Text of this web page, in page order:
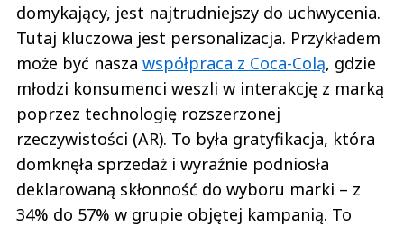
domykający, jest najtrudniejszy do uchwycenia.
Tutaj kluczowa jest personalizacja. Przykładem
może być nasza współpraca z Coca-Colą, gdzie
młodzi konsumenci weszli w interakcję z marką
poprzez technologię rozszerzonej
rzeczywistości (AR). To była gratyfikacja, która
domknęła sprzedaż i wyraźnie podniosła
deklarowaną skłonność do wyboru marki – z
34% do 57% w grupie objętej kampanią. To